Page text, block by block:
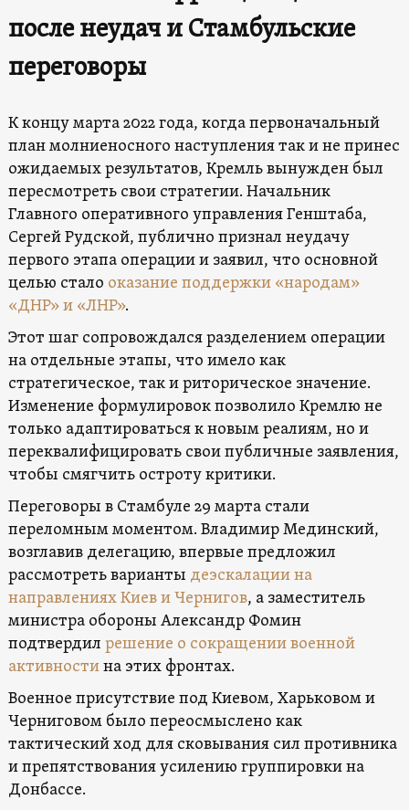
после неудач и Стамбульские
переговоры
К концу марта 2022 года, когда первоначальный
план молниеносного наступления так и не принес
ожидаемых результатов, Кремль вынужден был
пересмотреть свои стратегии. Начальник
Главного оперативного управления Генштаба,
Сергей Рудской, публично признал неудачу
первого этапа операции и заявил, что основной
целью стало оказание поддержки «народам»
«ДНР» и «ЛНР».
Этот шаг сопровождался разделением операции
на отдельные этапы, что имело как
стратегическое, так и риторическое значение.
Изменение формулировок позволило Кремлю не
только адаптироваться к новым реалиям, но и
переквалифицировать свои публичные заявления,
чтобы смягчить остроту критики.
Переговоры в Стамбуле 29 марта стали
переломным моментом. Владимир Мединский,
возглавив делегацию, впервые предложил
рассмотреть варианты деэскалации на
направлениях Киев и Чернигов, а заместитель
министра обороны Александр Фомин
подтвердил решение о сокращении военной
активностина этих фронтах.
Военное присутствие под Киевом, Харьковом и
Черниговом было переосмыслено как
тактический ход для сковывания сил противника
и препятствования усилению группировки на
Донбассе.